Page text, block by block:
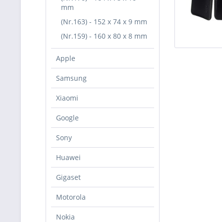
mm
(Nr.163) - 152 x 74 x 9 mm
(Nr.159) - 160 x 80 x 8 mm
Apple
Samsung
Xiaomi
Google
Sony
Huawei
Gigaset
Motorola
Nokia